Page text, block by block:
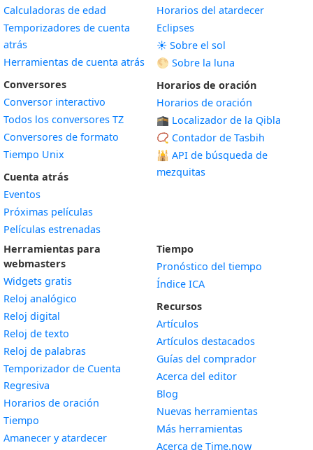
Calculadoras de edad
Temporizadores de cuenta
atrás
Herramientas de cuenta atrás
Conversores
Conversor interactivo
Todos los conversores TZ
Conversores de formato
Tiempo Unix
Cuenta atrás
Eventos
Próximas películas
Películas estrenadas
Horarios del atardecer
Eclipses
☀️ Sobre el sol
🌕 Sobre la luna
Horarios de oración
Horarios de oración
🕋 Localizador de la Qibla
📿 Contador de Tasbih
🕌 API de búsqueda de
mezquitas
Herramientas para
webmasters
Widgets gratis
Reloj analógico
Reloj digital
Reloj de texto
Reloj de palabras
Temporizador de Cuenta
Regresiva
Horarios de oración
Tiempo
Amanecer y atardecerWidget
Tiempo
Pronóstico del tiempo
Índice ICA
Recursos
Artículos
Artículos destacados
Guías del comprador
Acerca del editor
Blog
Nuevas herramientas
Más herramientas
Acerca de Time.now